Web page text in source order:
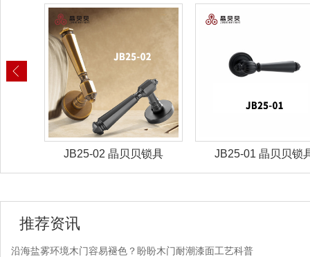
JB25-02 晶贝贝锁具 JB25-01 晶贝贝锁
推荐资讯
沿海盐雾环境木门容易褪色？盼盼木门耐潮漆面工艺科普